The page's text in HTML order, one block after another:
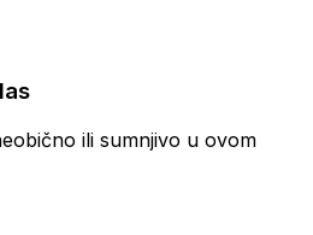
ili sumnjivo u ovom